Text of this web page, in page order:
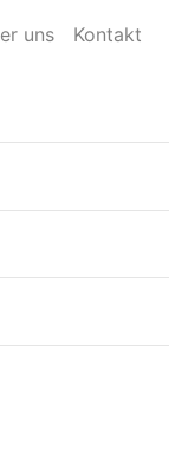
uns Kontakt